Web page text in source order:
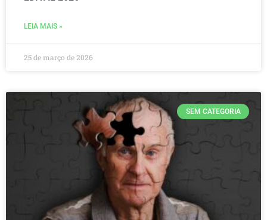
LEIA MAIS »
25 de março de 2026
SEM CATEGORIA